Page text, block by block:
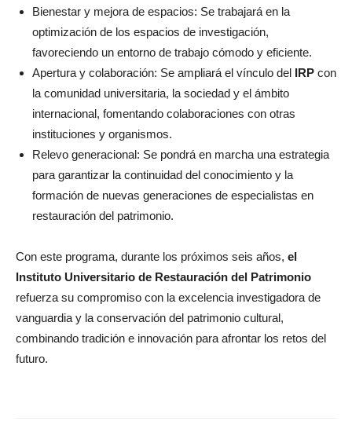
Bienestar y mejora de espacios: Se trabajará en la
optimización de los espacios de investigación,
favoreciendo un entorno de trabajo cómodo y eficiente.
Apertura y colaboración: Se ampliará el vínculo del IRP con
la comunidad universitaria, la sociedad y el ámbito
internacional, fomentando colaboraciones con otras
instituciones y organismos.
Relevo generacional: Se pondrá en marcha una estrategia
para garantizar la continuidad del conocimiento y la
formación de nuevas generaciones de especialistas en
restauración del patrimonio.
Con este programa, durante los próximos seis años, el
Instituto Universitario de Restauración del Patrimonio
refuerza su compromiso con la excelencia investigadora de
vanguardia y la conservación del patrimonio cultural,
combinando tradición e innovación para afrontar los retos del
futuro.